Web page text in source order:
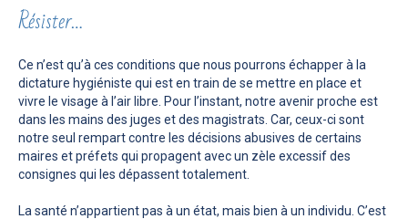
Résister…
Ce n’est qu’à ces conditions que nous pourrons échapper à la
dictature hygiéniste qui est en train de se mettre en place et
vivre le visage à l’air libre. Pour l’instant, notre avenir proche est
dans les mains des juges et des magistrats. Car, ceux-ci sont
notre seul rempart contre les décisions abusives de certains
maires et préfets qui propagent avec un zèle excessif des
consignes qui les dépassent totalement.
La santé n’appartient pas à un état, mais bien à un individu. C’est